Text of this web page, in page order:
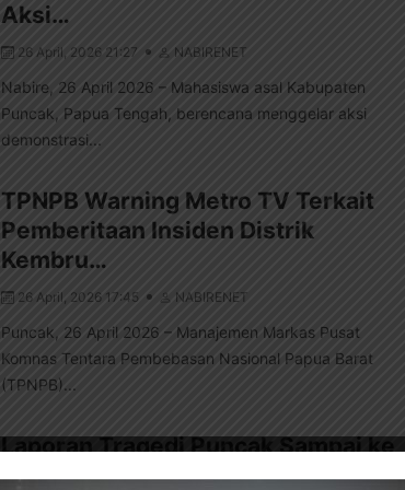
Aksi…
26 April, 2026 21:27 NABIRENET
Nabire, 26 April 2026 – Mahasiswa asal Kabupaten
Puncak, Papua Tengah, berencana menggelar aksi
demonstrasi...
TPNPB Warning Metro TV Terkait
Pemberitaan Insiden Distrik
Kembru…
26 April, 2026 17:45 NABIRENET
Puncak, 26 April 2026 – Manajemen Markas Pusat
Komnas Tentara Pembebasan Nasional Papua Barat
(TPNPB)...
Laporan Tragedi Puncak Sampai ke
Pusat, Menteri HAM Pastikan…